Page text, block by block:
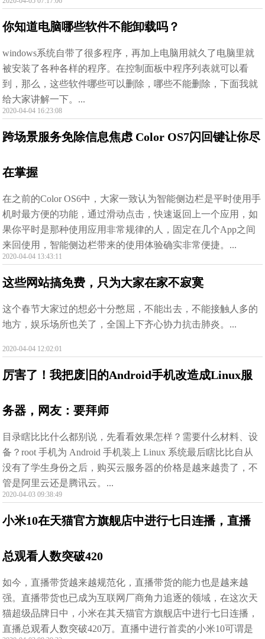
你知道电脑哪些软件不能卸载吗？
windows系统自带了很多程序，再加上电脑用就久了电脑里就
被安装了各种各样的程序。在控制面板中程序列表就可以看
到，那么，这些软件哪些可以删除，哪些不能删除，下面我就
给大家讲解一下。...
2020-04-04 16:23:08
跨场景服务免除信息焦虑 Color OS7闪回键让你尽
在掌握
在之前的Color OS6中，大家一致认为智能侧边栏是平时使用手
机时最方便的功能，通过滑动点击，快速返回上一个应用，如
果你平时是那种使用应用非常规律的人，固定在几个App之间
来回使用，智能侧边栏带来的使用体验确实非常便捷。...
2020-04-04 13:43:11
这些网站搞免费，只为大家在家不寂寞
这个春节大家过的想必十分憋屈，不能出去，不能接触人多的
地方，娱乐场所也关了，全国上下齐心协力抗击肺炎。...
2020-04-04 12:02:01
厉害了！我把废旧的Android手机改造成Linux服
务器，网友：要拜师
目录瞎比比什么都别说，先看看效果怎样？需要什么材料、设
备？root 手机为 Android 手机装上 Linux 系统最后瞎比比自从
没有了学生身份之后，购买云服务器的价格是越来越贵了，不
管是阿里云还是腾讯云。...
2020-04-03 09:38:49
小米10在天猫官方旗舰店中进行七日连播，直播
总观看人数突破420
如今，直播带货越来越规范化，直播带货的能力也是越来越
强。直播带货也已成为互联网厂商角力追逐的领域，在这次天
猫超级品牌日中，小米在其天猫官方旗舰店中进行七日连播，
直播总观看人数突破420万。直播中进行首卖的小米10可谓是